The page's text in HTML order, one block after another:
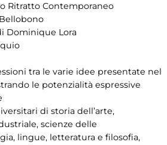
Ritratto Contemporaneo
Dominique Lora
tra le varie idee presentate nel
le potenzialità espressive
di storia dell’arte,
scienze delle
lingue, letteratura e filosofia,